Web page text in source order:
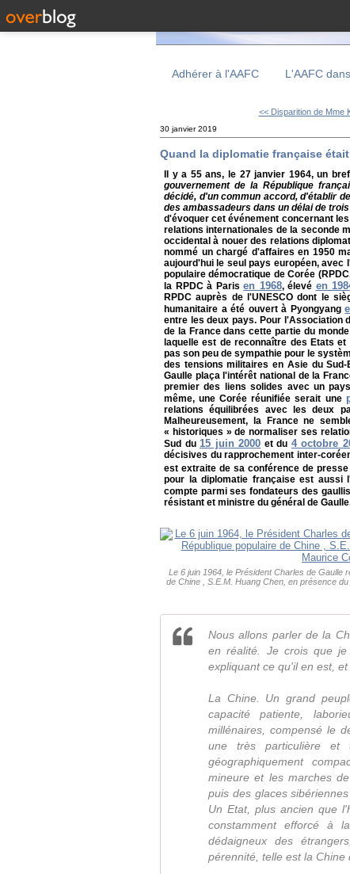
Adhérer à l'AAFC L'AAFC
<< Disparition de Mme
30 janvier 2019
Quand la diplomatie française
Il y a 55 ans, le 27 janvier 1964, un
gouvernement de la République
décidé, d'un commun accord, d'établir
des ambassadeurs dans un délai de
d'évoquer cet événement concernant
relations internationales de la seconde
occidental à nouer des relations
nommé un chargé d'affaires en 1950
aujourd'hui le seul pays européen, avec
populaire démocratique de Corée
la RPDC à Paris en 1968, élevé en
RPDC auprès de l'UNESCO dont le
humanitaire a été ouvert à Pyongyang
entre les deux pays. Pour l'Association
de la France dans cette partie du
laquelle est de reconnaître des Etats
pas son peu de sympathie pour le
des tensions militaires en Asie du
Gaulle plaça l'intérêt national de la
premier des liens solides avec un
même, une Corée réunifiée serait une
relations équilibrées avec les deux
Malheureusement, la France ne
« historiques » de normaliser ses
Sud du15 juin 2000 et du 4 octobre
décisives du rapprochement inter-
est extraite de sa conférence de
pour la diplomatie française est aussi
compte parmi ses fondateurs des
résistant et ministre du général de
Le 6 juin 1964, le Président Charles de Gaulle
de Chine , S.E.M. Huang Chen, en présence
Nous allons parler de la
en réalité. Je crois que
expliquant ce qu'il en est,
La Chine. Un grand
capacité patiente,
millénaires, compensé le
une très particulière et
géographiquement
mineure et les marches
puis des glaces
Un Etat, plus ancien que
constamment efforcé à
dédaigneux des
pérennité, telle est la Chine